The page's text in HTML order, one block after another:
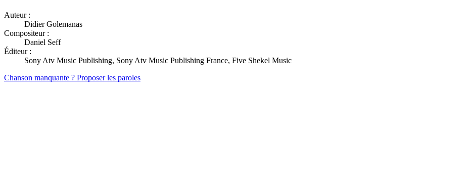
Auteur :
Didier Golemanas
Compositeur :
Daniel Seff
Éditeur :
Sony Atv Music Publishing, Sony Atv Music Publishing France, Five Shekel Music
Chanson manquante ? Proposer les paroles